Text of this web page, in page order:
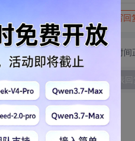
写回
切换为时间